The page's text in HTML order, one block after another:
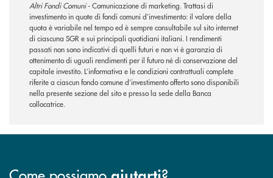
Altri Fondi Comuni- Comunicazione di marketing. Trattasi di
investimento in quote di fondi comuni d’investimento: il valore della
quota è variabile nel tempo ed è sempre consultabile sul sito internet
di ciascuna SGR e sui principali quotidiani italiani. I rendimenti
passati non sono indicativi di quelli futuri e non vi è garanzia di
ottenimento di uguali rendimenti per il futuro né di conservazione del
capitale investito. L’informativa e le condizioni contrattuali complete
riferite a ciascun fondo comune d’investimento offerto sono disponibili
nella presente sezione del sito e presso la sede della Banca
collocatrice.